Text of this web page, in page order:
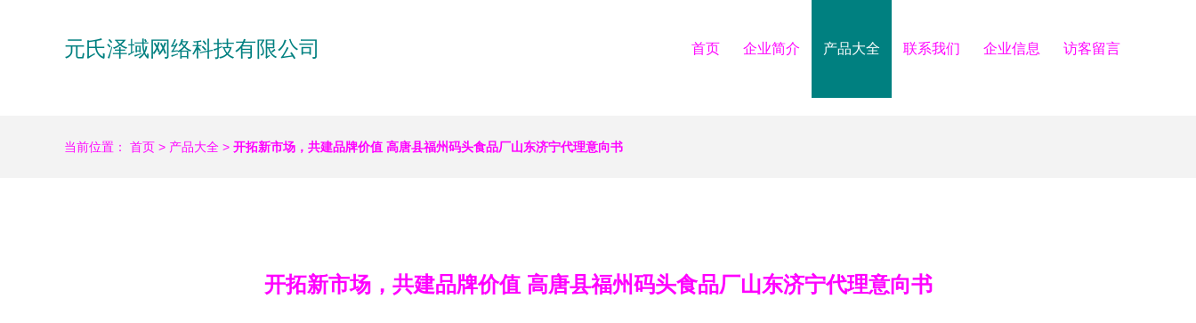
元氏泽域网络科技有限公司 首页 企业简介 产品大全 联系我们 企业信息 访客留言
当前位置： 首页 > 产品大全 > 开拓新市场，共建品牌价值 高唐县福州码头食品厂山东济宁代理意向书
开拓新市场，共建品牌价值 高唐县福州码头食品厂山东济宁代理意向书